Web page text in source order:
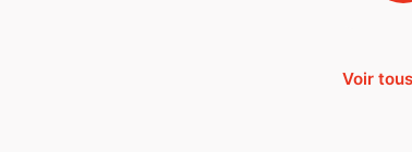
Voir